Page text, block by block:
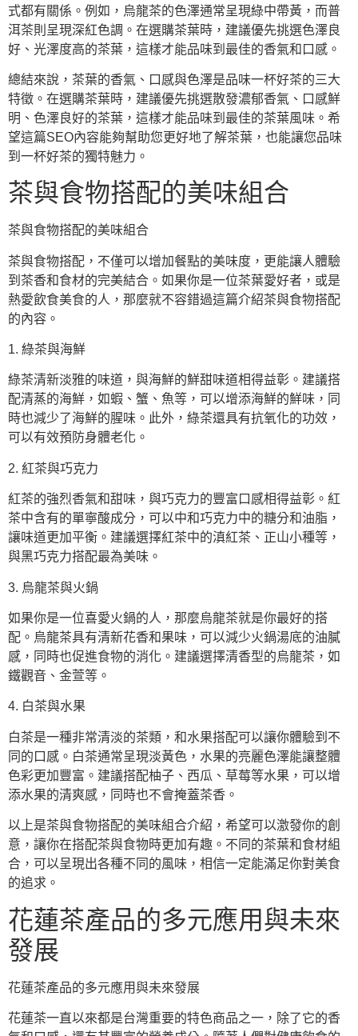
式都有關係。例如，烏龍茶的色澤通常呈現綠中帶黃，而普
洱茶則呈現深紅色調。在選購茶葉時，建議優先挑選色澤良
好、光澤度高的茶葉，這樣才能品味到最佳的香氣和口感。
總結來說，茶葉的香氣、口感與色澤是品味一杯好茶的三大
特徵。在選購茶葉時，建議優先挑選散發濃郁香氣、口感鮮
明、色澤良好的茶葉，這樣才能品味到最佳的茶葉風味。希
望這篇SEO內容能夠幫助您更好地了解茶葉，也能讓您品味
到一杯好茶的獨特魅力。
茶與食物搭配的美味組合
茶與食物搭配的美味組合
茶與食物搭配，不僅可以增加餐點的美味度，更能讓人體驗
到茶香和食材的完美結合。如果你是一位茶葉愛好者，或是
熱愛飲食美食的人，那麼就不容錯過這篇介紹茶與食物搭配
的內容。
1. 綠茶與海鮮
綠茶清新淡雅的味道，與海鮮的鮮甜味道相得益彰。建議搭
配清蒸的海鮮，如蝦、蟹、魚等，可以增添海鮮的鮮味，同
時也減少了海鮮的腥味。此外，綠茶還具有抗氧化的功效，
可以有效預防身體老化。
2. 紅茶與巧克力
紅茶的強烈香氣和甜味，與巧克力的豐富口感相得益彰。紅
茶中含有的單寧酸成分，可以中和巧克力中的糖分和油脂，
讓味道更加平衡。建議選擇紅茶中的滇紅茶、正山小種等，
與黑巧克力搭配最為美味。
3. 烏龍茶與火鍋
如果你是一位喜愛火鍋的人，那麼烏龍茶就是你最好的搭
配。烏龍茶具有清新花香和果味，可以減少火鍋湯底的油膩
感，同時也促進食物的消化。建議選擇清香型的烏龍茶，如
鐵觀音、金萱等。
4. 白茶與水果
白茶是一種非常清淡的茶類，和水果搭配可以讓你體驗到不
同的口感。白茶通常呈現淡黃色，水果的亮麗色澤能讓整體
色彩更加豐富。建議搭配柚子、西瓜、草莓等水果，可以增
添水果的清爽感，同時也不會掩蓋茶香。
以上是茶與食物搭配的美味組合介紹，希望可以激發你的創
意，讓你在搭配茶與食物時更加有趣。不同的茶葉和食材組
合，可以呈現出各種不同的風味，相信一定能滿足你對美食
的追求。
花蓮茶產品的多元應用與未來
發展
花蓮茶產品的多元應用與未來發展
花蓮茶一直以來都是台灣重要的特色商品之一，除了它的香